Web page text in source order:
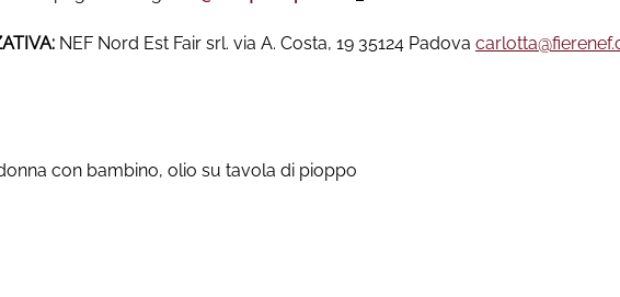
NEF Nord Est Fair srl. via A. Costa, 19 35124 Padova
con bambino, olio su tavola di pioppo